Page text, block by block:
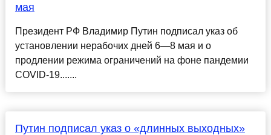
мая
Президент РФ Владимир Путин подписал указ об
установлении нерабочих дней 6—8 мая и о
продлении режима ограничений на фоне пандемии
COVID-19.......
Путин подписал указ о «длинных выходных»